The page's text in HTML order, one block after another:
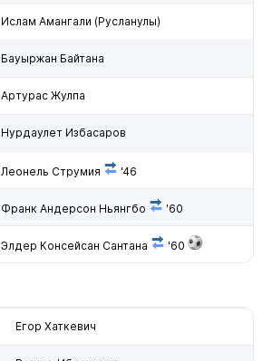
Ислам Амангали (Русланулы)
Бауыржан Байтана
Артурас Жулпа
Нурдаулет Избасаров
Леонель Струмия '46
Франк Андерсон Ньянгбо '60
Элдер Консейсан Сантана '60
Егор Хаткевич